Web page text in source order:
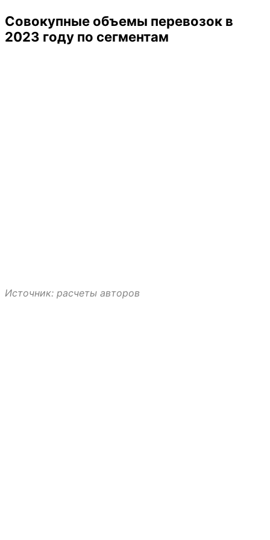
Совокупные объемы перевозок в
2023 году по сегментам
Источник: расчеты авторов